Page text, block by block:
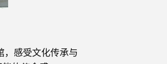
，感受文化传承与